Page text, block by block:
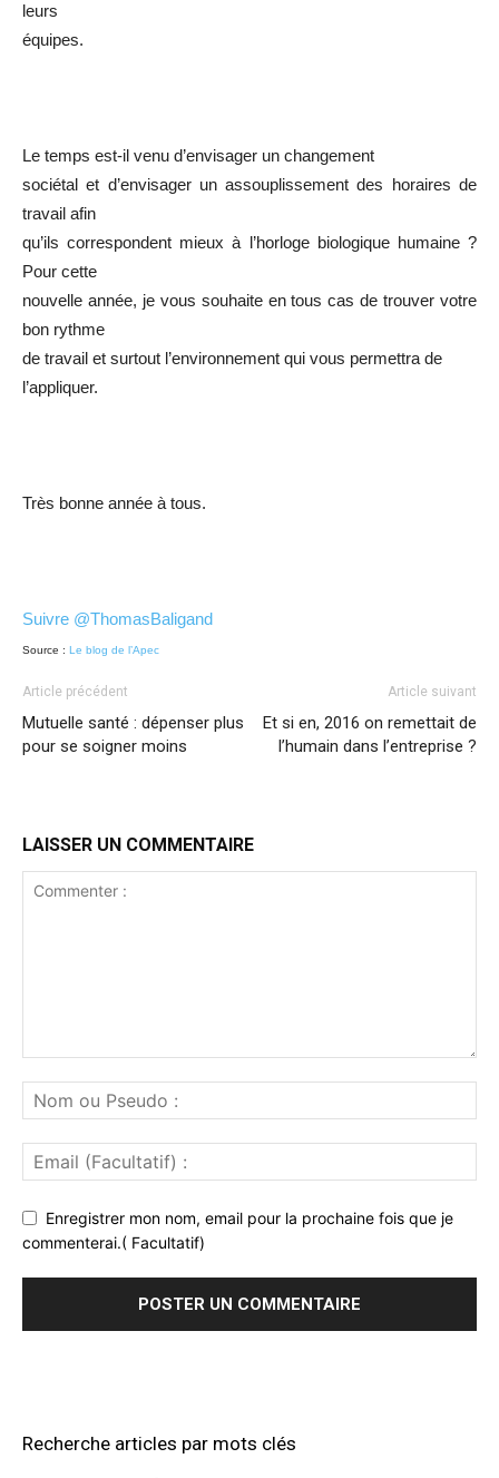
leurs
équipes.
Le temps est-il venu d’envisager un changement
sociétal et d’envisager un assouplissement des horaires de
travail afin
qu’ils correspondent mieux à l’horloge biologique humaine ?
Pour cette
nouvelle année, je vous souhaite en tous cas de trouver votre
bon rythme
de travail et surtout l’environnement qui vous permettra de
l’appliquer.
Très bonne année à tous.
Suivre @ThomasBaligand
Source : Le blog de l’Apec
Article précédent
Mutuelle santé : dépenser plus
pour se soigner moins
Article suivant
Et si en, 2016 on remettait de
l’humain dans l’entreprise ?
LAISSER UN COMMENTAIRE
Enregistrer mon nom, email pour la prochaine fois que je
commenterai.( Facultatif)
Recherche articles par mots clés